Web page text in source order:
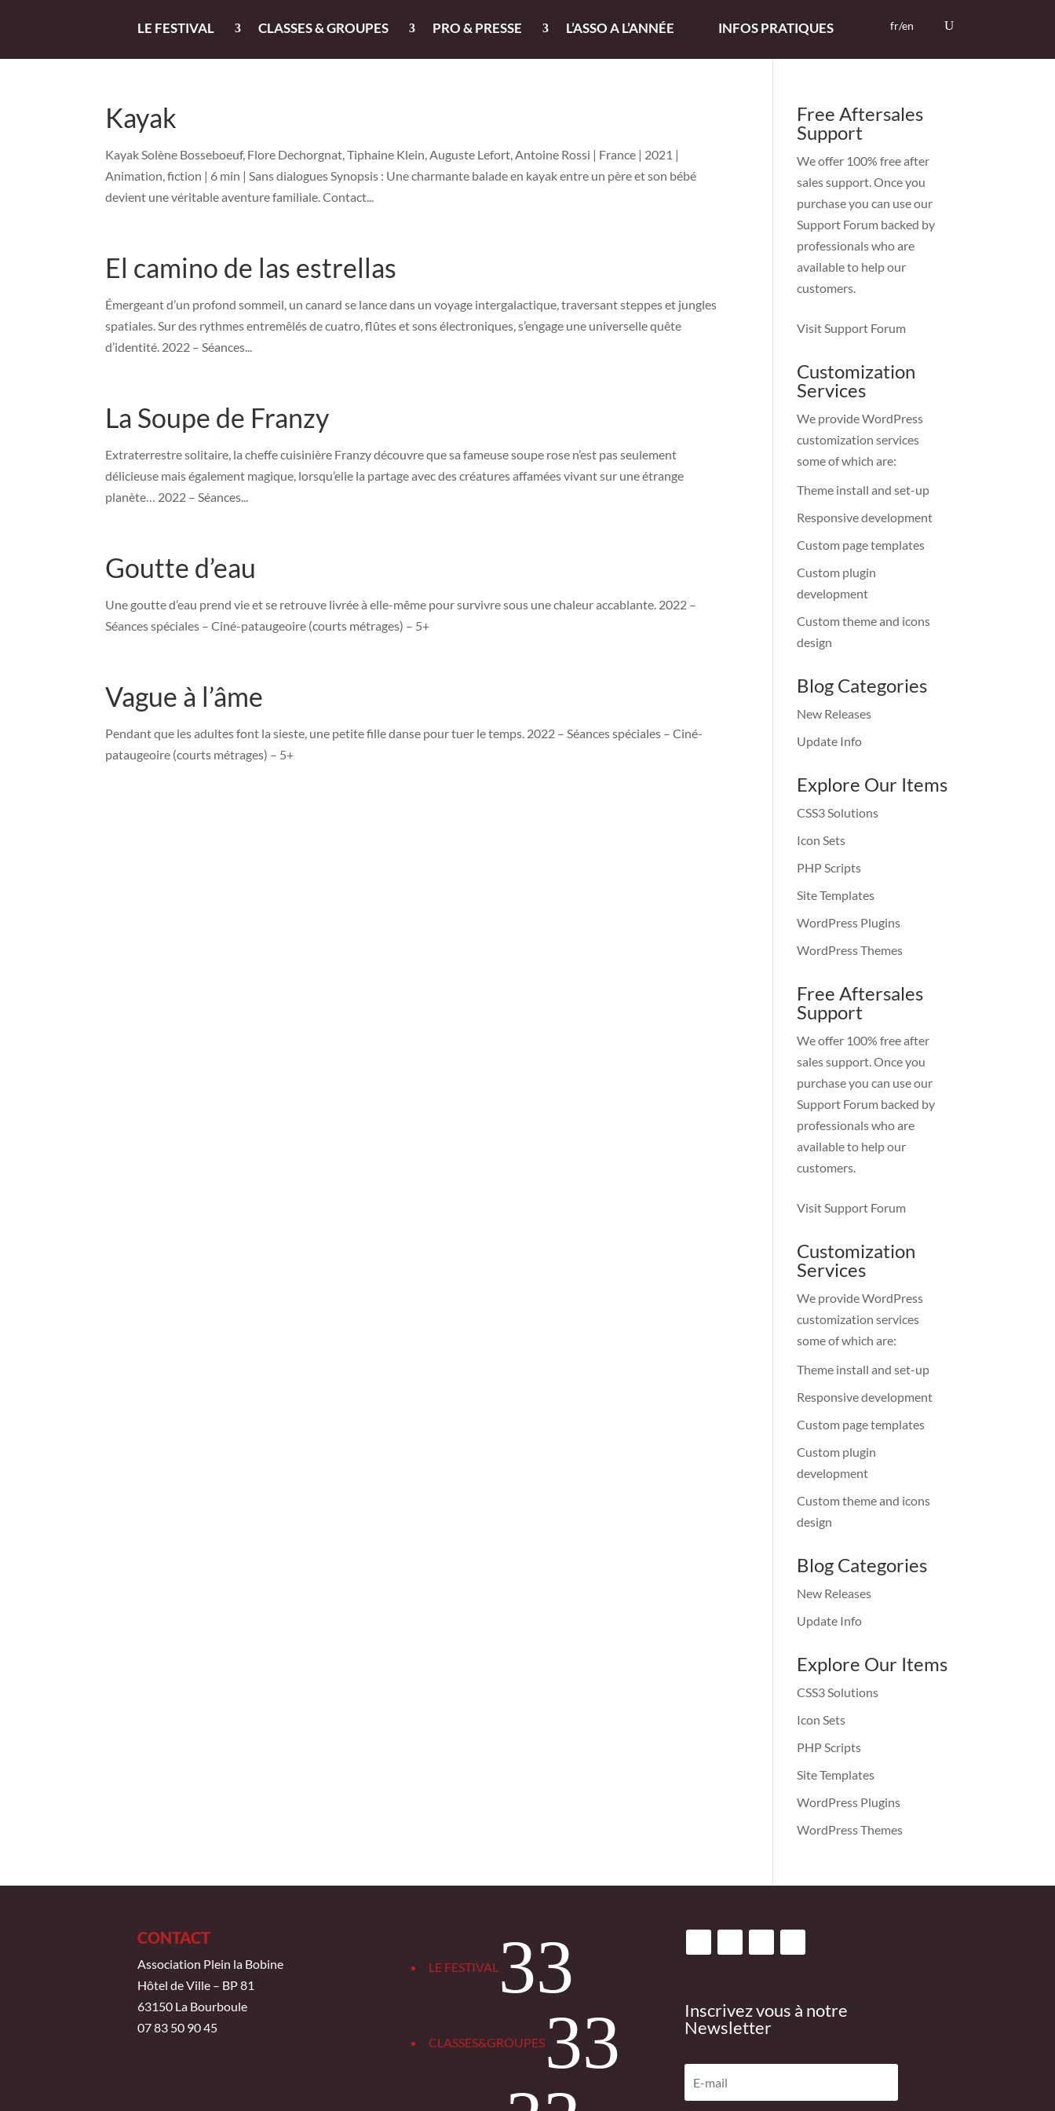
LE FESTIVAL CLASSES & GROUPES PRO & PRESSE L’ASSO A L’ANNÉE INFOS PRATIQUES fr/en
Kayak
Kayak Solène Bosseboeuf, Flore Dechorgnat, Tiphaine Klein, Auguste Lefort, Antoine Rossi | France | 2021 |
Animation, fiction | 6 min | Sans dialogues Synopsis : Une charmante balade en kayak entre un père et son bébé
devient une véritable aventure familiale. Contact...
El camino de las estrellas
Émergeant d’un profond sommeil, un canard se lance dans un voyage intergalactique, traversant steppes et jungles
spatiales. Sur des rythmes entremêlés de cuatro, flûtes et sons électroniques, s’engage une universelle quête
d’identité. 2022 – Séances...
La Soupe de Franzy
Extraterrestre solitaire, la cheffe cuisinière Franzy découvre que sa fameuse soupe rose n’est pas seulement
délicieuse mais également magique, lorsqu’elle la partage avec des créatures affamées vivant sur une étrange
planète… 2022 – Séances...
Goutte d’eau
Une goutte d’eau prend vie et se retrouve livrée à elle-même pour survivre sous une chaleur accablante. 2022 –
Séances spéciales – Ciné-pataugeoire (courts métrages) – 5+
Vague à l’âme
Pendant que les adultes font la sieste, une petite fille danse pour tuer le temps. 2022 – Séances spéciales – Ciné-
pataugeoire (courts métrages) – 5+
Free Aftersales
Support
We offer 100% free after
sales support. Once you
purchase you can use our
Support Forum backed by
professionals who are
available to help our
customers.
Visit Support Forum
Customization
Services
We provide WordPress
customization services
some of which are:
Theme install and set-up
Responsive development
Custom page templates
Custom plugin
development
Custom theme and icons
design
Blog Categories
New Releases
Update Info
Explore Our Items
CSS3 Solutions
Icon Sets
PHP Scripts
Site Templates
WordPress Plugins
WordPress Themes
Free Aftersales
Support
We offer 100% free after
sales support. Once you
purchase you can use our
Support Forum backed by
professionals who are
available to help our
customers.
Visit Support Forum
Customization
Services
We provide WordPress
customization services
some of which are:
Theme install and set-up
Responsive development
Custom page templates
Custom plugin
development
Custom theme and icons
design
Blog Categories
New Releases
Update Info
Explore Our Items
CSS3 Solutions
Icon Sets
PHP Scripts
Site Templates
WordPress Plugins
WordPress Themes
CONTACT
Association Plein la Bobine
Hôtel de Ville – BP 81
63150 La Bourboule
07 83 50 90 45
LE FESTIVAL 3
CLASSES&GROUPES 3
Inscrivez vous à notre
Newsletter